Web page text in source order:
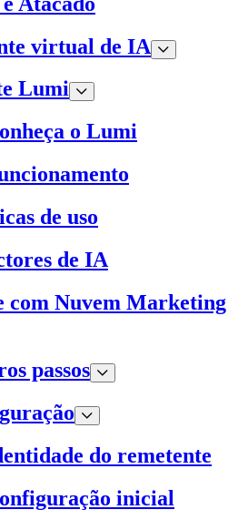
virtual de IA
Lumi
o Lumi
de uso
de IA
com Nuvem Marketing
passos
do remetente
inicial